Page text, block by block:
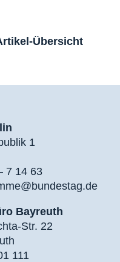
Übersicht
1
7 14 63
Bayreuth
Str. 22
111